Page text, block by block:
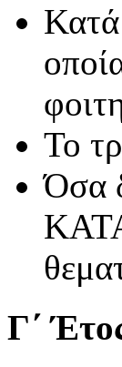
Το
Όσα
Γ΄